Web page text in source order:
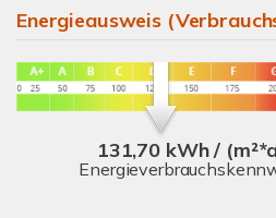
Energieausweis
131,70 kWh /